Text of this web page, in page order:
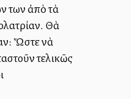
των ἀπὸ τὰ
Θὰ
Ὥστε νὰ
τελικῶς